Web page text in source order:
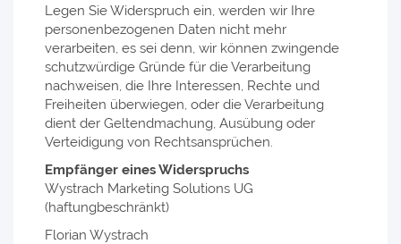
Legen Sie Widerspruch ein, werden wir Ihre
personenbezogenen Daten nicht mehr
verarbeiten, es sei denn, wir können zwingende
schutzwürdige Gründe für die Verarbeitung
nachweisen, die Ihre Interessen, Rechte und
Freiheiten überwiegen, oder die Verarbeitung
dient der Geltendmachung, Ausübung oder
Verteidigung von Rechtsansprüchen.
Empfänger eines Widerspruchs
Wystrach Marketing Solutions UG
(haftungbeschränkt)
Florian Wystrach